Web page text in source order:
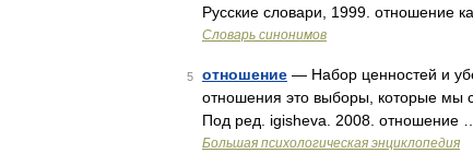
Русские словари, 1999. отношение
Словарь синонимов
5 отношение — Набор ценностей и
отношения это выборы, которые мы
Под ред. igisheva. 2008. отношение …
Большая психологическая энциклопедия